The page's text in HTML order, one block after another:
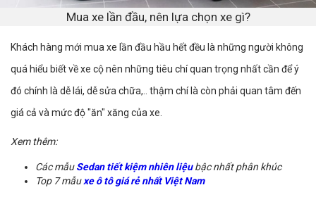
Mua xe lần đầu, nên lựa chọn xe gì?
Khách hàng mới mua xe lần đầu hầu hết đều là những người không
quá hiểu biết về xe cộ nên những tiêu chí quan trọng nhất cần để ý
đó chính là dễ lái, dễ sửa chữa,.. thậm chí là còn phải quan tâm đến
giá cả và mức độ "ăn" xăng của xe.
Xem thêm:
Các mẫuSedan tiết kiệm nhiên liệubậc nhất phân khúc
Top 7 mẫuxe ô tô giá rẻ nhất Việt Nam